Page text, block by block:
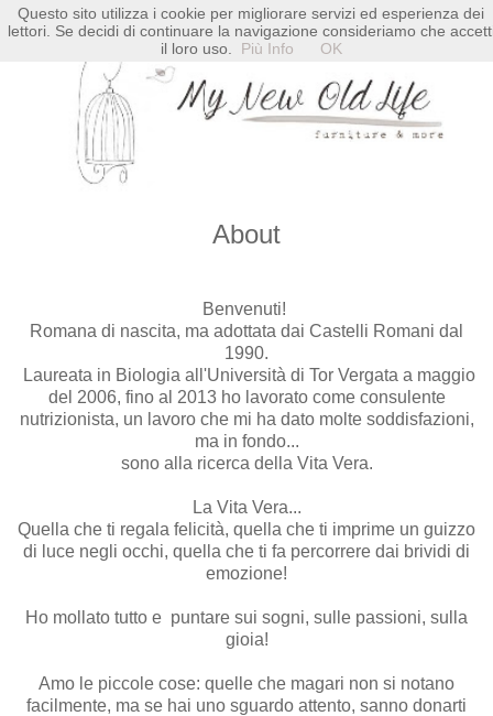
About
Benvenuti!
Romana di nascita, ma adottata dai Castelli Romani dal
1990.
Laureata in Biologia all'Università di Tor Vergata a maggio
del 2006, fino al 2013 ho lavorato come consulente
nutrizionista, un lavoro che mi ha dato molte soddisfazioni,
ma in fondo...
sono alla ricerca della Vita Vera.
La Vita Vera...
Quella che ti regala felicità, quella che ti imprime un guizzo
di luce negli occhi, quella che ti fa percorrere dai brividi di
emozione!
Ho mollato tutto e puntare sui sogni, sulle passioni, sulla
gioia!
Amo le piccole cose: quelle che magari non si notano
facilmente, ma se hai uno sguardo attento, sanno donarti
Questo sito utilizza i cookie per migliorare servizi ed esperienza dei
lettori. Se decidi di continuare la navigazione consideriamo che
il loro uso.
Più Info OK